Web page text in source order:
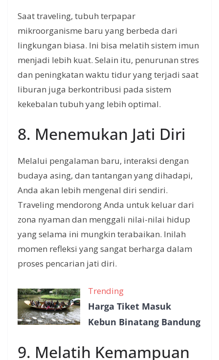
Saat traveling, tubuh terpapar
mikroorganisme baru yang berbeda dari
lingkungan biasa. Ini bisa melatih sistem imun
menjadi lebih kuat. Selain itu, penurunan stres
dan peningkatan waktu tidur yang terjadi saat
liburan juga berkontribusi pada sistem
kekebalan tubuh yang lebih optimal.
8. Menemukan Jati Diri
Melalui pengalaman baru, interaksi dengan
budaya asing, dan tantangan yang dihadapi,
Anda akan lebih mengenal diri sendiri.
Traveling mendorong Anda untuk keluar dari
zona nyaman dan menggali nilai-nilai hidup
yang selama ini mungkin terabaikan. Inilah
momen refleksi yang sangat berharga dalam
proses pencarian jati diri.
Trending
Harga Tiket Masuk
Kebun Binatang Bandung
9. Melatih Kemampuan